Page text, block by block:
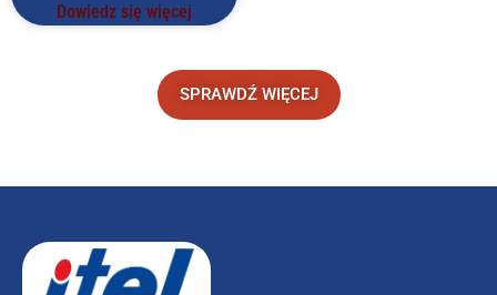
Dowiedz się więcej
SPRAWDŹ WIĘCEJ